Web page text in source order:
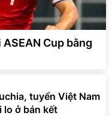
Cup bằng
tuyển Việt Nam
lo ở bán kết